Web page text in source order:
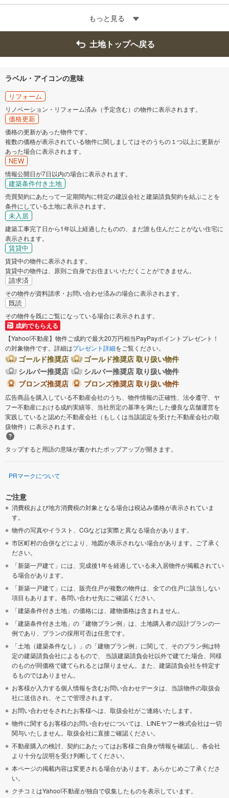
もっと見る
土地トップへ戻る
ラベル・アイコンの意味
リフォーム
リノベーション・リフォーム済み（予定含む）の物件に表示されます。
価格更新
価格の更新があった物件です。
複数の価格が表示されている物件に関しましてはそのうちの１つ以上に更新が
あった場合に表示されます。
NEW
情報公開日が7日以内の場合に表示されます。
建築条件付き土地
売買契約にあたって一定期間内に特定の建設会社と建築請負契約を結ぶことを
条件にしている土地に表示されます。
未入居
建築工事完了日から1年以上経過したものの、まだ誰も住んだことがない住宅に
表示されます。
賃貸中
賃貸中の物件に表示されます。
賃貸中の物件は、原則ご自身でお住まいいただくことができません。
請求済
その物件が資料請求・お問い合わせ済みの場合に表示されます。
既読
その物件を既にご覧になっている場合に表示されます。
成約でもらえる
【Yahoo!不動産】物件ご成約で最大20万円相当PayPayポイントプレゼント！
の対象物件です。詳細はプレゼント詳細をご覧ください。
ゴールド推奨店
ゴールド推奨店 取り扱い物件
シルバー推奨店
シルバー推奨店 取り扱い物件
ブロンズ推奨店
ブロンズ推奨店 取り扱い物件
広告商品を購入している不動産会社のうち、物件情報の正確性、法令遵守、ヤ
フー不動産における成約実績等、当社所定の基準を満たした優良な店舗運営を
実践していると認めた不動産会社（もしくは当該認定を受けた不動産会社の取
扱物件）に表示されます。
タップすると用語の意味が書かれたポップアップが開きます。
PRマークについて
ご注意
消費税および地方消費税の対象となる場合は税込み価格が表示されていま
す。
物件の写真やイラスト、CGなどは実際と異なる場合があります。
市区町村の合併などにより、地図が表示されない場合があります。ご了承く
ださい。
「新築一戸建て」には、完成後1年を経過している未入居物件が掲載されてい
る場合があります。
「新築一戸建て」には、販売住戸が複数の物件は、全ての住戸に該当しない
項目もあります。各問い合わせ先にご確認ください。
「建築条件付き土地」の価格には、建物価格は含まれません。
「建築条件付き土地」の「建物プラン例」は、土地購入者の設計プランの一
例であり、プランの採用可否は任意です。
「土地（建築条件なし）」の「建物プラン例」に関して、そのプラン例は特
定の建築請負会社によるもので、 当該建築請負会社以外で建てた場合、同様
のものが同価格で建てられるとは限りません。また、建築請負会社を特定す
るものではありません。
お客様が入力する個人情報を含むお問い合わせデータは、当該物件の取扱会
社に送信され、そこで管理されます。
お問い合わせをされたお客様へは、取扱会社がご連絡いたします。
物件に関するお客様のお問い合わせについては、LINEヤフー株式会社は一切
関与いたしません。取扱会社に直接ご確認ください。
不動産購入の検討、契約にあたってはお客様ご自身が情報を確認し、各会社
より十分な説明を受け判断してください。
本ページの掲載内容は変更される場合があります。あらかじめご了承くださ
い。
クチコミはYahoo!不動産が独自で収集したものを表示しています。